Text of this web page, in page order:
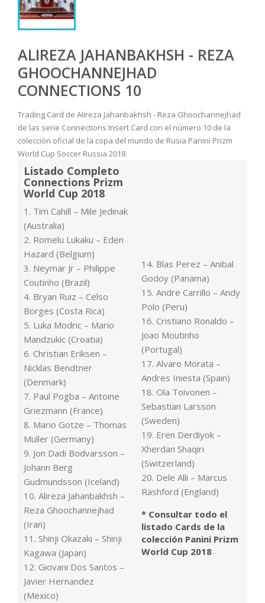
ALIREZA JAHANBAKHSH - REZA
GHOOCHANNEJHAD
CONNECTIONS 10
Trading Card de Alireza Jahanbakhsh - Reza Ghoochannejhad
de las serie Connections Insert Card con el número 10 de la
colección oficial de la copa del mundo de Rusia Panini Prizm
World Cup Soccer Russia 2018.
Listado Completo
Connections Prizm
World Cup 2018
1. Tim Cahill – Mile Jedinak
(Australia)
2. Romelu Lukaku – Eden
Hazard (Belgium)
3. Neymar Jr – Philippe
Coutinho (Brazil)
4. Bryan Ruiz – Celso
Borges (Costa Rica)
5. Luka Modric – Mario
Mandzukic (Croatia)
6. Christian Eriksen –
Nicklas Bendtner
(Denmark)
7. Paul Pogba – Antoine
Griezmann (France)
8. Mario Gotze – Thomas
Muller (Germany)
9. Jon Dadi Bodvarsson –
Johann Berg
Gudmundsson (Iceland)
10. Alireza Jahanbakhsh –
Reza Ghoochannejhad
(Iran)
11. Shinji Okazaki – Shinji
Kagawa (Japan)
12. Giovani Dos Santos –
Javier Hernandez
(Mexico)
14. Blas Perez – Anibal
Godoy (Panama)
15. Andre Carrillo – Andy
Polo (Peru)
16. Cristiano Ronaldo –
Joao Moutinho
(Portugal)
17. Alvaro Morata –
Andres Iniesta (Spain)
18. Ola Toivonen –
Sebastian Larsson
(Sweden)
19. Eren Derdiyok –
Xherdan Shaqiri
(Switzerland)
20. Dele Alli – Marcus
Rashford (England)
* Consultar todo el
listado Cards de la
colección Panini Prizm
World Cup 2018